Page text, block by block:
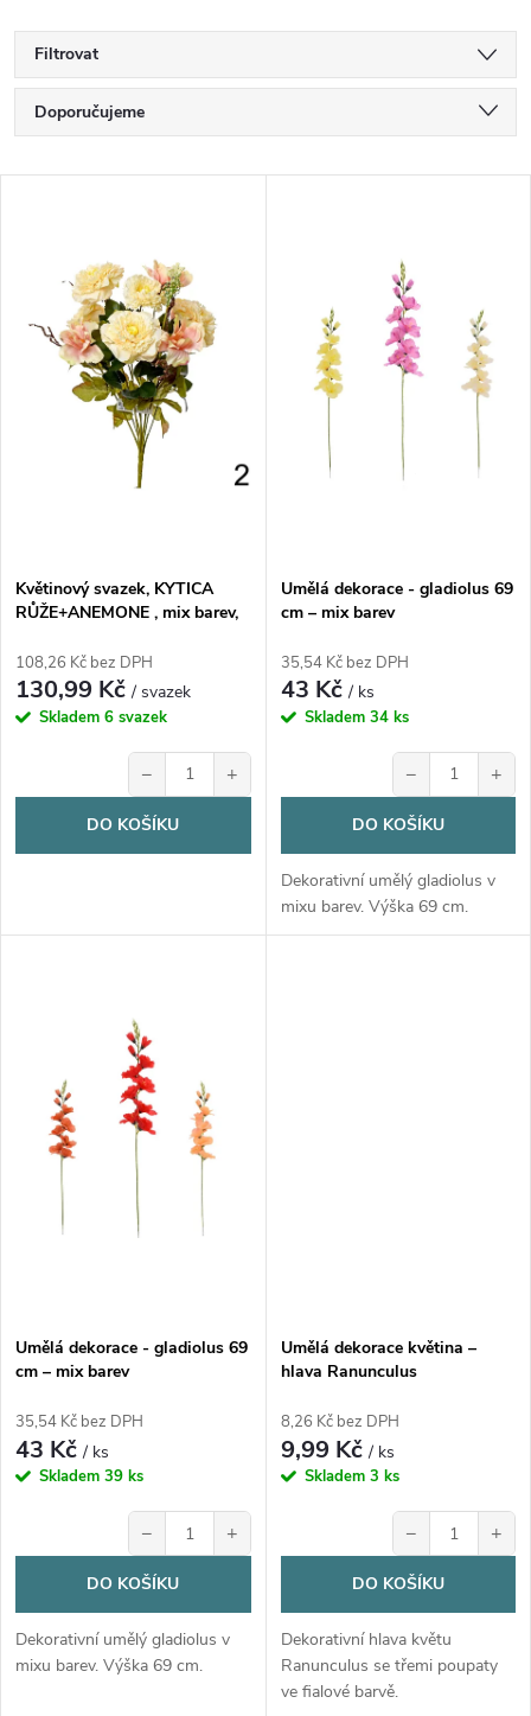
Filtrovat
Ř
a
o
d
u
Doporučujeme
Nejprodávanější
Abecedně
p
o
d
u
k
t
Květinový svazek, KYTICA
RŮŽE+ANEMONE , mix barev,
108,26 Kč bez DPH
130,99 Kč/ svazek
Skladem 6 svazek
− +
DO KOŠÍKU
Umělá dekorace - gladiolus 69
cm – mix barev
35,54 Kč bez DPH
43 Kč/ ks
Skladem 34 ks
− +
DO KOŠÍKU
Dekorativní umělý gladiolus v
mixu barev. Výška 69 cm.
Umělá dekorace - gladiolus 69
cm – mix barev
35,54 Kč bez DPH
43 Kč/ ks
Skladem 39 ks
− +
DO KOŠÍKU
Dekorativní umělý gladiolus v
mixu barev. Výška 69 cm.
Umělá dekorace květina –
hlava Ranunculus
8,26 Kč bez DPH
9,99 Kč/ ks
Skladem 3 ks
− +
DO KOŠÍKU
Dekorativní hlava květu
Ranunculus se třemi poupaty
ve fialové barvě.